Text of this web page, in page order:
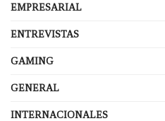
EMPRESARIAL
ENTREVISTAS
GAMING
GENERAL
INTERNACIONALES